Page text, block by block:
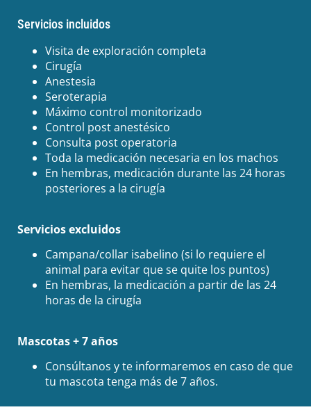
Servicios incluidos
Visita de exploración completa
Cirugía
Anestesia
Seroterapia
Máximo control monitorizado
Control post anestésico
Consulta post operatoria
Toda la medicación necesaria en los machos
En hembras, medicación durante las 24 horas
posteriores a la cirugía
Servicios excluidos
Campana/collar isabelino (si lo requiere el
animal para evitar que se quite los puntos)
En hembras, la medicación a partir de las 24
horas de la cirugía
Mascotas + 7 años
Consúltanos y te informaremos en caso de que
tu mascota tenga más de 7 años.